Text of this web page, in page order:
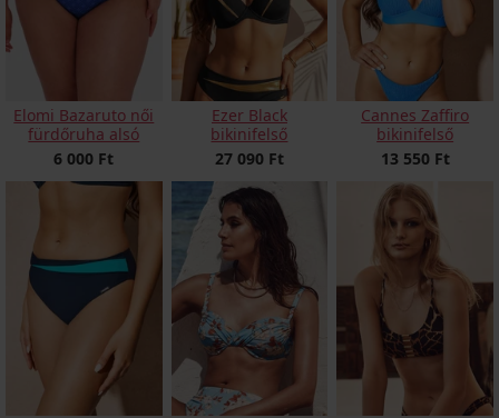
Elomi Bazaruto női
fürdőruha alsó
6 000 Ft
Ezer Black
bikinifelső
27 090 Ft
Cannes Zaffiro
bikinifelső
13 550 Ft